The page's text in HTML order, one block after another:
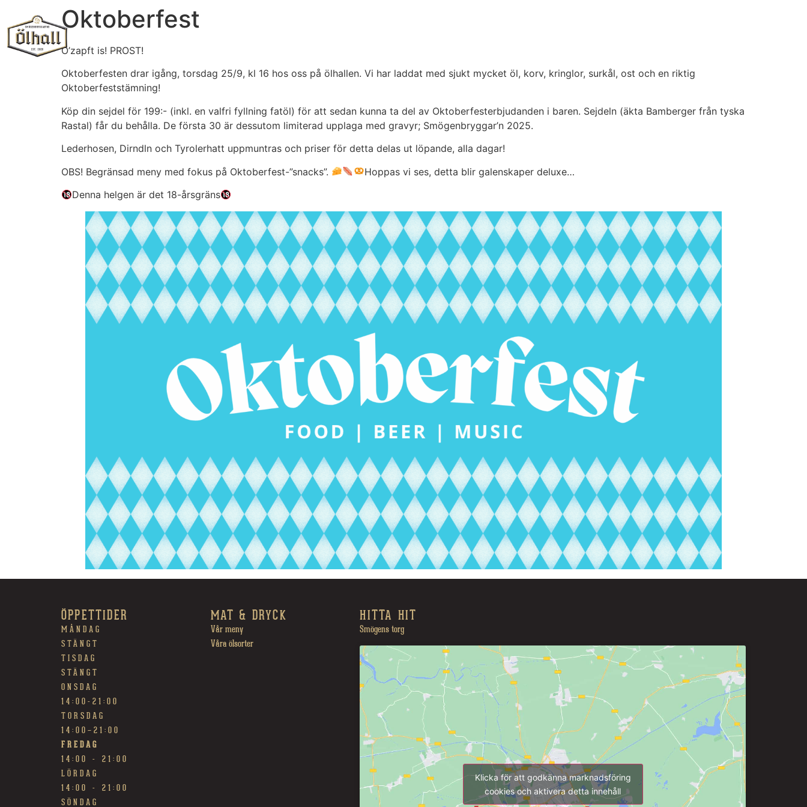
Oktoberfest
O’zapft is! PROST!
Oktoberfesten drar igång, torsdag 25/9, kl 16 hos oss på ölhallen. Vi har laddat med sjukt mycket öl, korv, kringlor, surkål, ost och en riktig
Oktoberfeststämning!
Köp din sejdel för 199:- (inkl. en valfri fyllning fatöl) för att sedan kunna ta del av Oktoberfesterbjudanden i baren. Sejdeln (äkta Bamberger från tyska
Rastal) får du behålla. De första 30 är dessutom limiterad upplaga med gravyr; Smögenbryggar’n 2025.
Lederhosen, Dirndln och Tyrolerhatt uppmuntras och priser för detta delas ut löpande, alla dagar!
OBS! Begränsad meny med fokus på Oktoberfest-”snacks”.
Hoppas vi ses, detta blir galenskaper deluxe…
Denna helgen är det 18-årsgräns
ÖPPETTIDER
MÅNDAG
STÄNGT
TISDAG
STÄNGT
ONSDAG
14:00-21:00
TORSDAG
14:00~21:00
FREDAG
14:00 - 21:00
LÖRDAG
14:00 - 21:00
SÖNDAG
MAT & DRYCK
Vår meny
Våra ölsorter
HITTA HIT
Smögens torg
Klicka för att godkänna marknadsföring
cookies och aktivera detta innehåll